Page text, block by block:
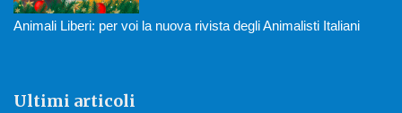
Animali Liberi: per voi la nuova rivista degli Animalisti Italiani
Ultimi articoli